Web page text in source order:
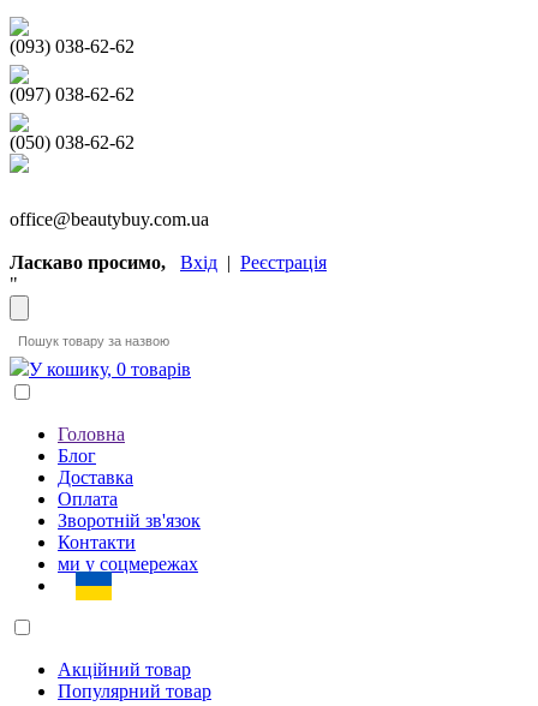
(093) 038-62-62
(097) 038-62-62
(050) 038-62-62
office@beautybuy.com.ua
Ласкаво просимо, Вхід | Реєстрація
"
У кошику, 0 товарів
Головна
Блог
Доставка
Оплата
Зворотній зв'язок
Контакти
ми у соцмережах
Акційний товар
Популярний товар